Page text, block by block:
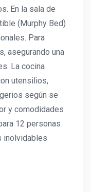
En la sala de
(Murphy Bed)
Para
asegurando una
La cocina
utensilios,
según se
y comodidades
12 personas
inolvidables